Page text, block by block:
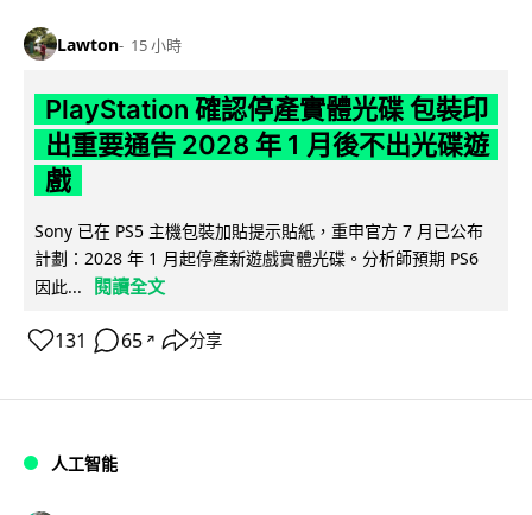
Lawton 15 小時
PlayStation 確認停產實體光碟 包裝印
出重要通告 2028 年 1 月後不出光碟遊
戲
Sony 已在 PS5 主機包裝加貼提示貼紙，重申官方 7 月已公布
計劃：2028 年 1 月起停產新遊戲實體光碟。分析師預期 PS6
因此...
閱讀全文
131 65 ↗ 分享
人工智能